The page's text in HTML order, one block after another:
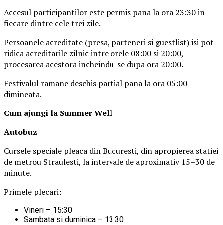
Accesul participantilor este permis pana la ora 23:30 in
fiecare dintre cele trei zile.
Persoanele acreditate (presa, parteneri si guestlist) isi pot
ridica acreditarile zilnic intre orele 08:00 si 20:00,
procesarea acestora incheindu-se dupa ora 20:00.
Festivalul ramane deschis partial pana la ora 05:00
dimineata.
Cum ajungi la Summer Well
Autobuz
Cursele speciale pleaca din Bucuresti, din apropierea statiei
de metrou Straulesti, la intervale de aproximativ 15–30 de
minute.
Primele plecari:
Vineri – 15:30
Sambata si duminica – 13:30